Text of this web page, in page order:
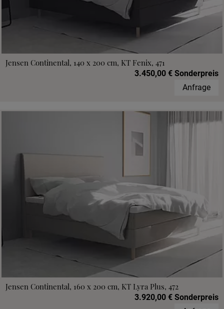
Jensen Continental, 140 x 200 cm, KT Fenix, 471
3.450,00 € Sonderpreis
Anfrage
Jensen Continental, 160 x 200 cm, KT Lyra Plus, 472
3.920,00 € Sonderpreis